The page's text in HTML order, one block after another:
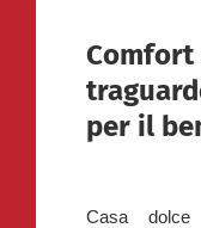
Comfort
per il
Casa dolce